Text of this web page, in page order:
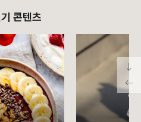
콘텐츠